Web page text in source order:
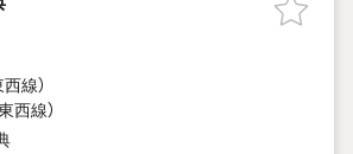
線）
西線）